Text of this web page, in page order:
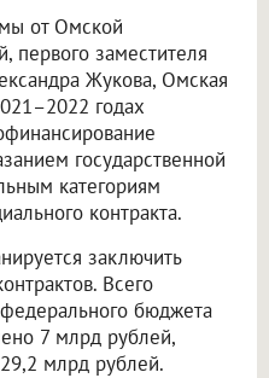
от Омской
первого заместителя
Жукова, Омская
годах
государственной
категориям
контракта.
заключить
Всего
бюджета
7 млрд рублей,
млрд рублей.